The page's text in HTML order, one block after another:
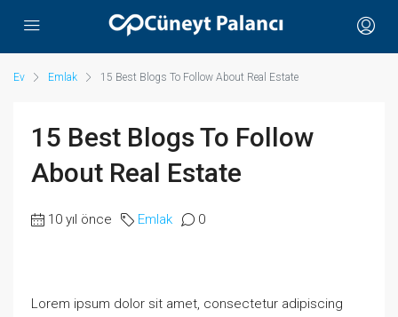
Ev Emlak 15 Best Blogs To Follow About Real Estate
15 Best Blogs To Follow
About Real Estate
10 yıl önce Emlak 0
Lorem ipsum dolor sit amet, consectetur adipiscing